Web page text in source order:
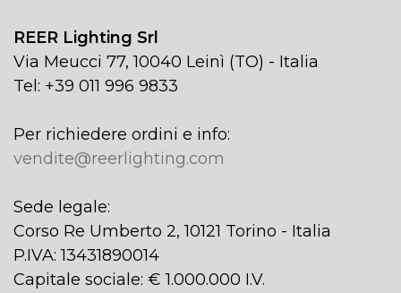
REER Lighting Srl
Via Meucci 77, 10040 Leinì (TO) - Italia
Tel: +39 011 996 9833
Per richiedere ordini e info:
vendite@reerlighting.com
Sede legale:
Corso Re Umberto 2, 10121 Torino - Italia
P.IVA: 13431890014
Capitale sociale: € 1.000.000 I.V.